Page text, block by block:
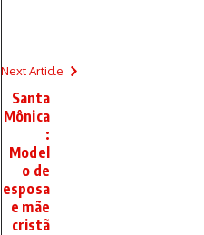
Next Article
Santa
Mônica
:
Model
o de
esposa
e mãe
cristã